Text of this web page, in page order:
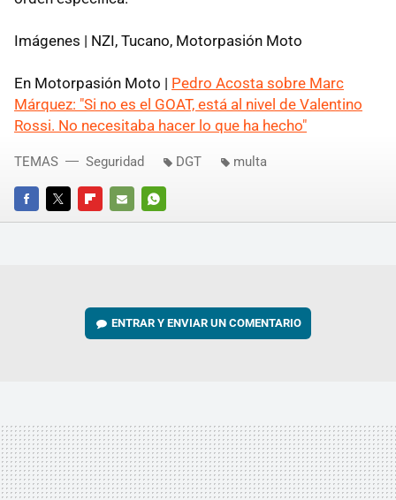
Imágenes | NZI, Tucano, Motorpasión Moto
En Motorpasión Moto | Pedro Acosta sobre Marc
Márquez: "Si no es el GOAT, está al nivel de Valentino
Rossi. No necesitaba hacer lo que ha hecho"
FACEBOOKTWITTERFLIPBOARD
E-
WHATSAPP
TEMAS Seguridad DGT multa
ENTRAR Y ENVIAR UN COMENTARIO